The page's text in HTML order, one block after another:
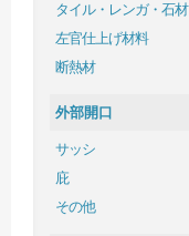
タイル・レンガ・石材
左官仕上げ材料
断熱材
外部開口
サッシ
庇
その他